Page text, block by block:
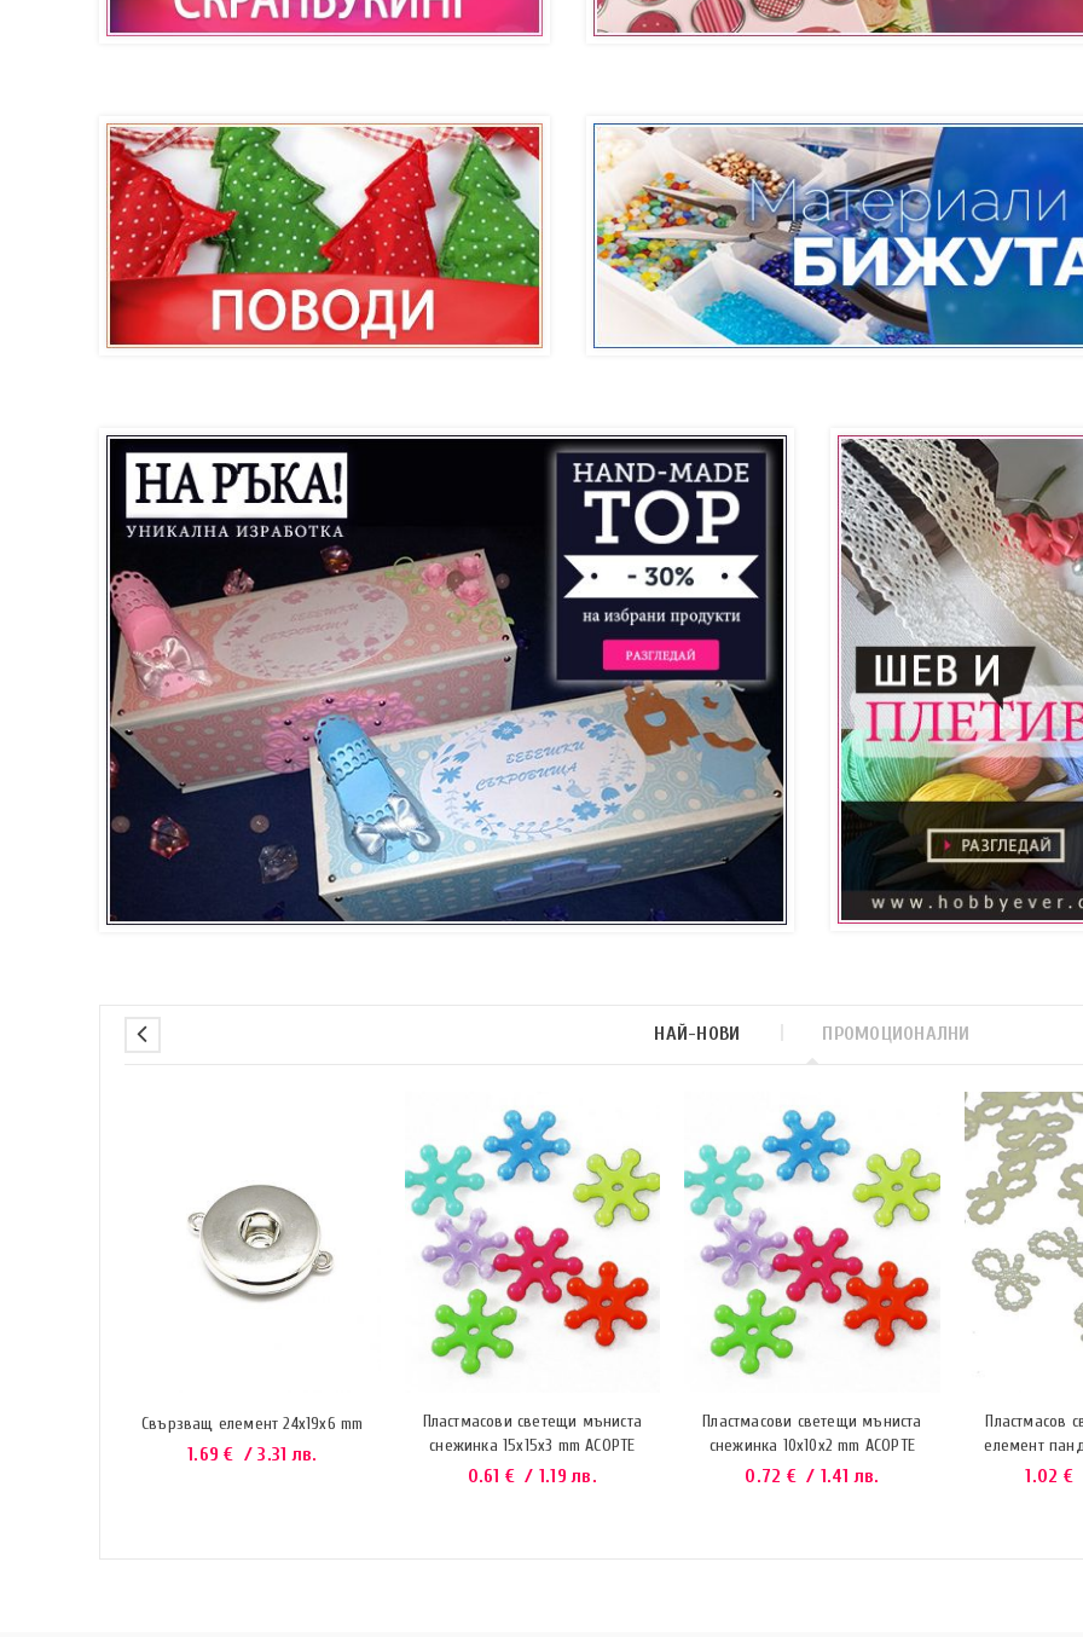
НАЙ-НОВИ ПРОМОЦИОНАЛНИ
Свързващ елемент 24х19х6 mm
1.69€ / 3.31 лв.
Пластмасови светещи мъниста
снежинка 15x15x3 mm АСОРТЕ
0.61 € / 1.19 лв.
Пластмасови светещи мъниста
снежинка 10x10x2 mm АСОРТЕ
0.72 € / 1.41 лв.
Пластмасов
елемент
1.02 €